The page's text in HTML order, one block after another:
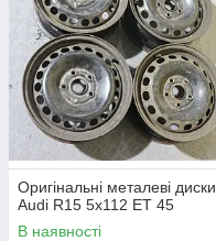
Оригінальні металеві диски
Audi R15 5x112 ET 45
В наявності